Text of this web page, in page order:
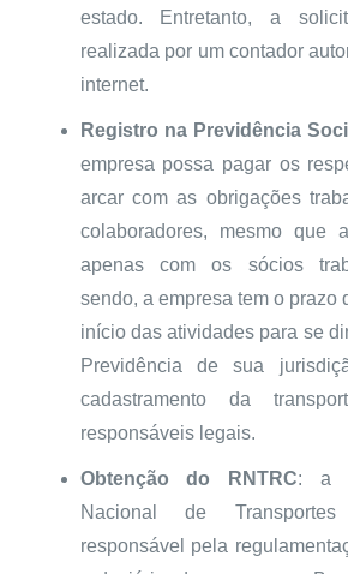
estado. Entretanto, a
realizada por um contador
internet.
Registro na Previdência
empresa possa pagar os
arcar com as obrigações
colaboradores, mesmo que
apenas com os sócios
sendo, a empresa tem o prazo
início das atividades para se
Previdência de sua
cadastramento da
responsáveis legais.
Obtenção do RNTRC: a
Nacional de
responsável pela